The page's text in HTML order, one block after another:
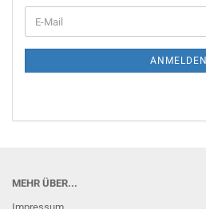
E-
Mail
ANMELDEN
MEHR ÜBER...